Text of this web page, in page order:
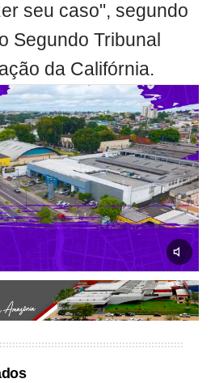
seu caso", segundo
Segundo Tribunal
da Califórnia.